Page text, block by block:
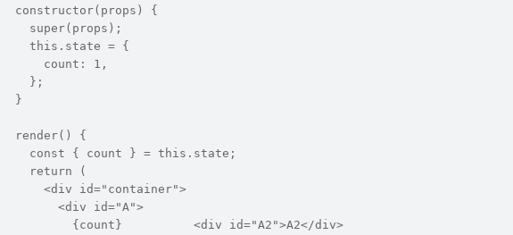
  constructor(props) {
    super(props);
    this.state = {
      count: 1,
    };
  }
  render() {
    const { count } = this.state;
    return (
      <div id="container">
        <div id="A">
          {count}          <div id="A2">A2</div>